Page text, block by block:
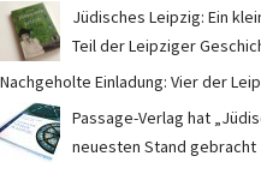
Jüdisches Leipzig: Ein
Teil der Leipziger
Nachgeholte Einladung: Vier der
Passage-Verlag hat
neuesten Stand gebracht